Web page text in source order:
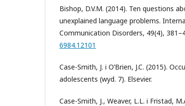
Bishop, D.V.M. (2014). Ten questions
unexplained language problems.
Communication Disorders, 49(4),
6984.12101
Case-Smith, J. i O’Brien, J.C. (2015).
adolescents (wyd. 7). Elsevier.
Case-Smith, J., Weaver, L.L. i Fristad,